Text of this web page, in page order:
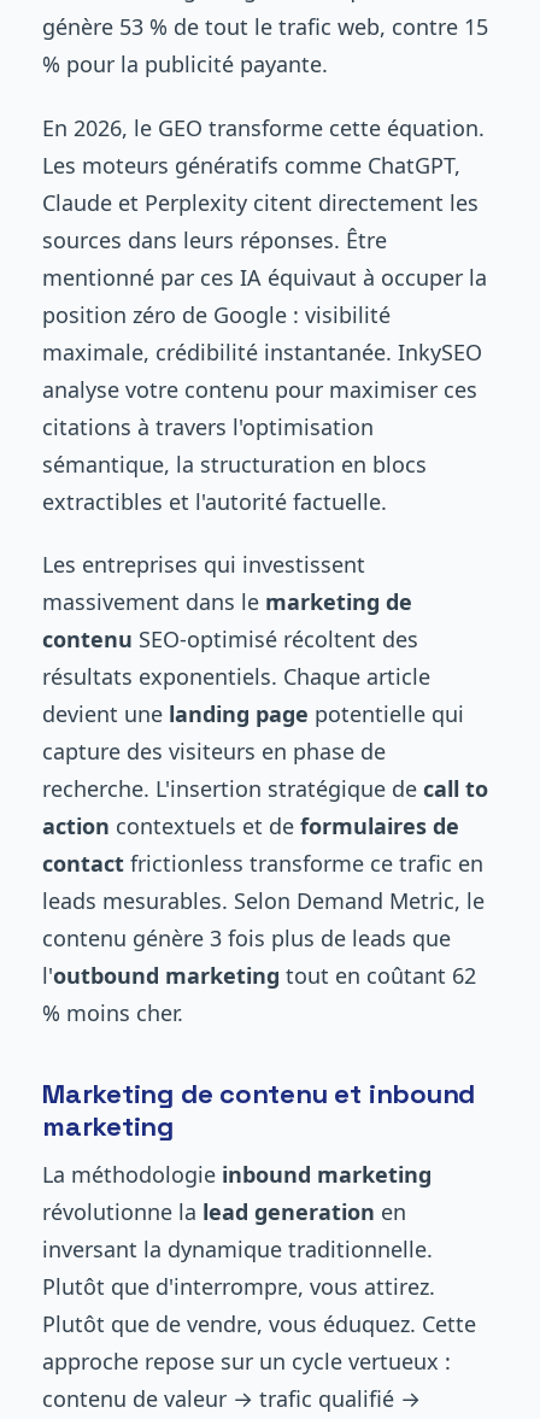
génère 53 % de tout le trafic web, contre 15
% pour la publicité payante.
En 2026, le GEO transforme cette équation.
Les moteurs génératifs comme ChatGPT,
Claude et Perplexity citent directement les
sources dans leurs réponses. Être
mentionné par ces IA équivaut à occuper la
position zéro de Google : visibilité
maximale, crédibilité instantanée. InkySEO
analyse votre contenu pour maximiser ces
citations à travers l'optimisation
sémantique, la structuration en blocs
extractibles et l'autorité factuelle.
Les entreprises qui investissent
massivement dans le marketing de
contenu SEO-optimisé récoltent des
résultats exponentiels. Chaque article
devient une landing page potentielle qui
capture des visiteurs en phase de
recherche. L'insertion stratégique de call to
action contextuels et de formulaires de
contact frictionless transforme ce trafic en
leads mesurables. Selon Demand Metric, le
contenu génère 3 fois plus de leads que
l'outbound marketing tout en coûtant 62
% moins cher.
Marketing de contenu et inbound
marketing
La méthodologie inbound marketing
révolutionne la lead generation en
inversant la dynamique traditionnelle.
Plutôt que d'interrompre, vous attirez.
Plutôt que de vendre, vous éduquez. Cette
approche repose sur un cycle vertueux :
contenu de valeur → trafic qualifié →